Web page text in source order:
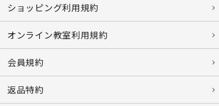
ショッピング利用規約
オンライン教室利用規約
会員規約
返品特約